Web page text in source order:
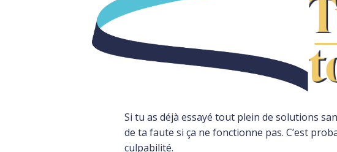
Si tu as déjà essayé tout plein de solutions
de ta faute si ça ne fonctionne pas. C’est
culpabilité.